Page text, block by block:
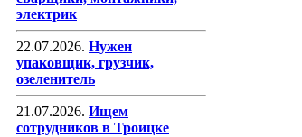
электрик
22.07.2026. Нужен
упаковщик, грузчик,
озеленитель
21.07.2026. Ищем
сотрудников в Троицке